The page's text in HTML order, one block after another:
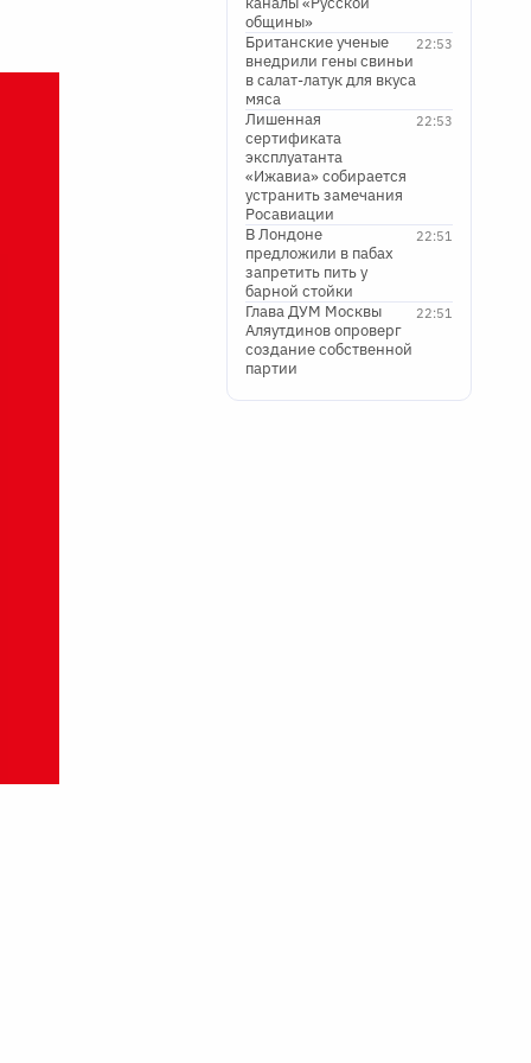
общины»
22:53
Британские ученые
внедрили гены свиньи
в салат-латук для вкуса
мяса
22:53
Лишенная
сертификата
эксплуатанта
«Ижавиа» собирается
устранить замечания
Росавиации
22:51
В Лондоне
предложили в пабах
запретить пить у
барной стойки
22:51
Глава ДУМ Москвы
Аляутдинов опроверг
создание собственной
партии